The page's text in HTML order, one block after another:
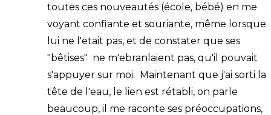
toutes ces nouveautés (école, bébé) en me
voyant confiante et souriante, même lorsque
lui ne l'etait pas, et de constater que ses
"bêtises" ne m'ebranlaient pas, qu'il pouvait
s'appuyer sur moi. Maintenant que j'ai sorti la
tête de l'eau, le lien est rétabli, on parle
beaucoup, il me raconte ses préoccupations,